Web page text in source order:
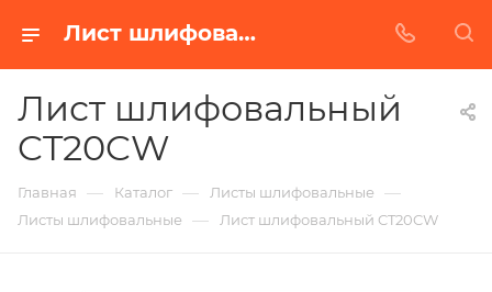
Лист шлифовальный CT20CW в Белгороде | Купить по недорогой цене от Абразивного Завода
Лист шлифовальный
CT20CW
Главная — Каталог — Листы шлифовальные —
Листы шлифовальные — Лист шлифовальный CT20CW